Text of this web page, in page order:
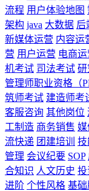
流程 用户体验地图
架构 java 大数据 后
新媒体运营 内容运
营 用户运营 电商运
机考试 司法考试 研
管理师职业资格（
筑师考试 建造师考
客服咨询 其他岗位
工制造 商务销售 媒
流快递 团建培训 技
管理 会议纪要 SOP
合知识 人文历史 投
进阶 个性风格 基